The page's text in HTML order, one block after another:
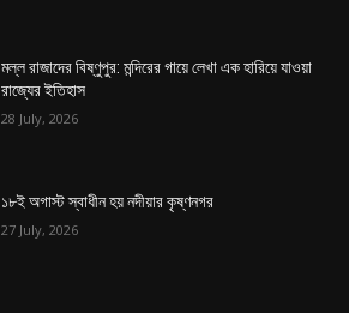
মল্ল রাজাদের বিষ্ণুপুর: মন্দিরের গায়ে লেখা এক হারিয়ে যাওয়া
রাজ্যের ইতিহাস
28 July, 2026
১৮ই অগাস্ট স্বাধীন হয় নদীয়ার কৃষ্ণনগর
27 July, 2026